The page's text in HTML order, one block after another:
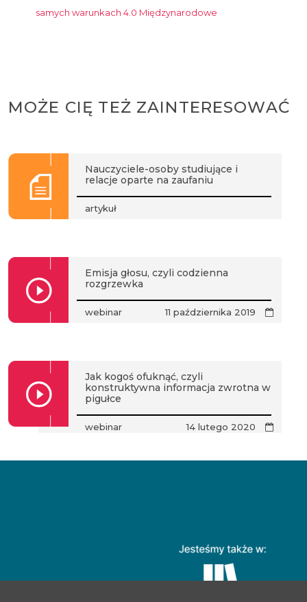
samych warunkach 4.0 Międzynarodowe
MOŻE CIĘ TEŻ ZAINTERESOWAĆ
Nauczyciele-osoby studiujące i
relacje oparte na zaufaniu
artykuł
Emisja głosu, czyli codzienna
rozgrzewka
webinar 11 października 2019
Jak kogoś ofuknąć, czyli
konstruktywna informacja zwrotna w
pigułce
webinar 14 lutego 2020